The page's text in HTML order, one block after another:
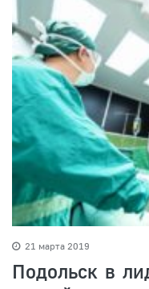
21 марта 2019
Подольск в